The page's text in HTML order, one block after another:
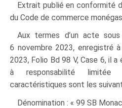
Extrait publié en conformité
du Code de commerce
Aux termes d’un acte
6 novembre 2023, enregistré
2023, Folio Bd 98 V, Case 6, il
à responsabilité limitée
caractéristiques sont les
Dénomination : « 99 SB